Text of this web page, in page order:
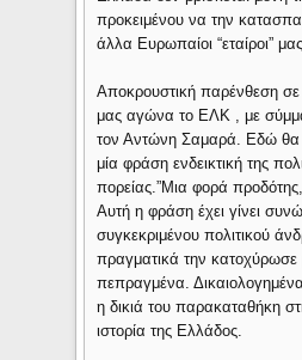
προκειμένου να την
άλλα Ευρωπαίοι “εταίροι”
Αποκρουστική παρένθεση σε
μας αγώνα το EΛΚ , με
τον Αντώνη Σαμαρά. Εδώ
μία φράση ενδεικτική της
πορείας.”Μια φορά
Αυτή η φράση έχει γίνει
συγκεκριμένου πολιτικού
πραγματικά την κατοχύρωσε
πεπραγμένα. Δικαιολογημένα
η δικιά του παρακαταθήκη
ιστορία της Ελλάδος.